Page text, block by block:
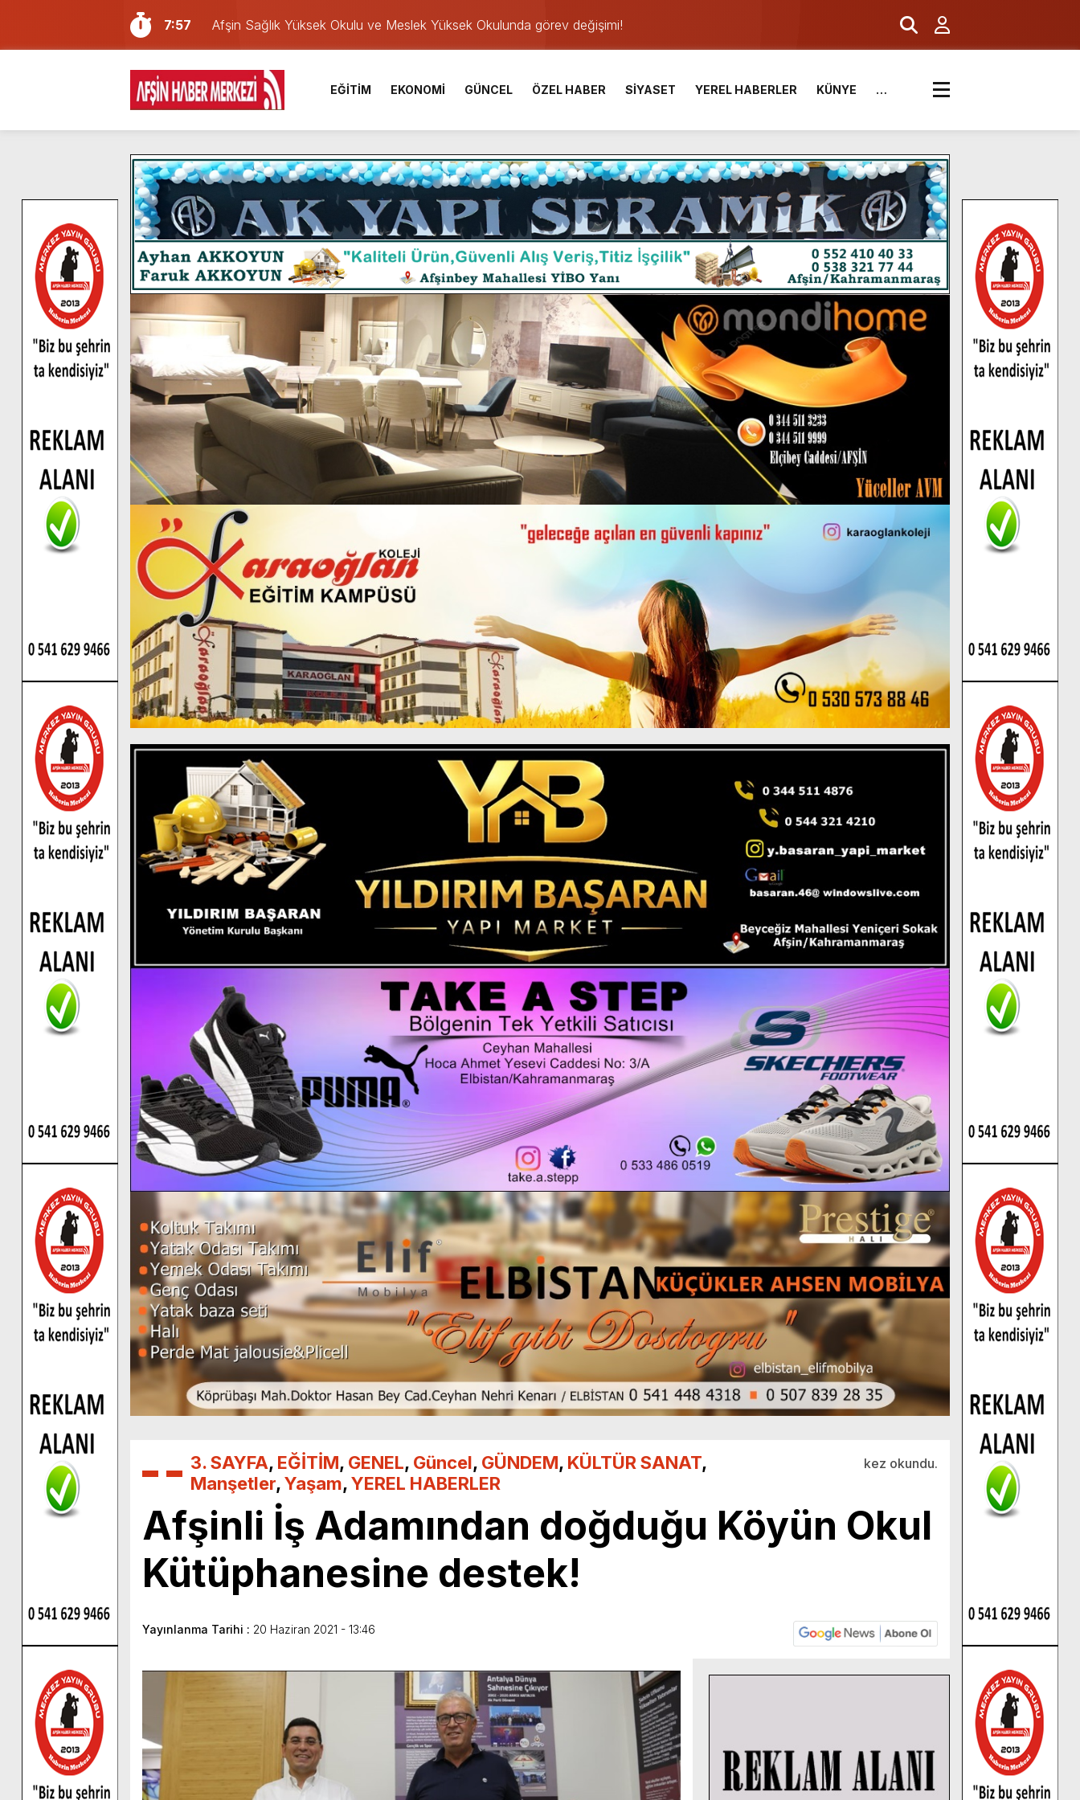
7:57
Afşin Sağlık Yüksek Okulu ve Meslek Yüksek Okulunda görev değişimi!
6:31
Onikişubat Belediyesi’nin Üniversite Hazırlık Kursu başvurularında son gün 7 Ağustos.
16:10
Uluslararası Bisiklet Yarışması’nda En Zorlu Etap Tamamlandı.
13:27
NOTER ONAYLI TYP LİSTESİ YAYINLANDI.
11:22
KAFUM Fuar Alanı Bulut ve Yavuz’un Ezgileriyle Şenlendi.
8:06
Afşinli bir hemşehrimizin de olduğu Filistin Konvoyu, güçlenerek ilerliyor.
14:05
Madrigal, Perşembe Günü KAFUM’da Sahne Alacak.
7:39
KEDİNİZ Mİ VAR?
7:27
Cumhurbaşkanı Erdoğan, Ayser Çalık Ortaokulu Şehitlerinin Aileleriyle Bir Araya Geldi.
8:58
GÖZYAŞI RAHMETTİR
EĞİTİM EKONOMİ GÜNCEL ÖZEL HABER SİYASET YEREL HABERLER KÜNYE …
3. SAYFA, EĞİTİM, GENEL, Güncel, GÜNDEM, KÜLTÜR SANAT,
Manşetler,Yaşam,YEREL HABERLER
kez okundu.
Afşinli İş Adamından doğduğu Köyün Okul
Kütüphanesine destek!
Yayınlanma Tarihi : 20 Haziran 2021 - 13:46